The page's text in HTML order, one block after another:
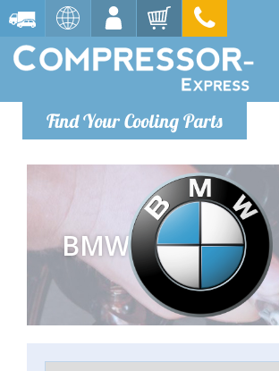
Find Your Cooling Parts
BMW